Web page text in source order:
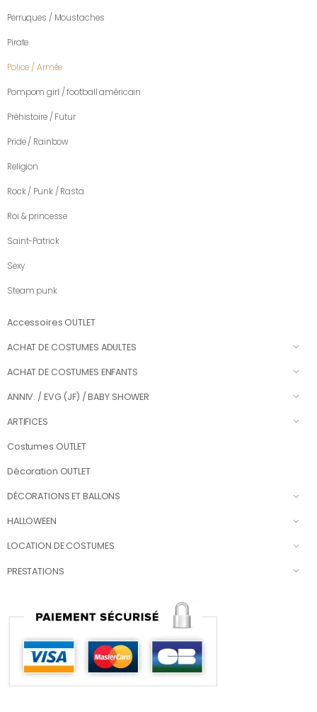
Perruques / Moustaches
Pirate
Police / Armée
Pompom girl / football américain
Préhistoire / Futur
Pride / Rainbow
Religion
Rock / Punk / Rasta
Roi & princesse
Saint-Patrick
Sexy
Steam punk
Accessoires OUTLET
ACHAT DE COSTUMES ADULTES
ACHAT DE COSTUMES ENFANTS
ANNIV. / EVG (JF) / BABY SHOWER
ARTIFICES
Costumes OUTLET
Décoration OUTLET
DÉCORATIONS ET BALLONS
HALLOWEEN
LOCATION DE COSTUMES
PRESTATIONS